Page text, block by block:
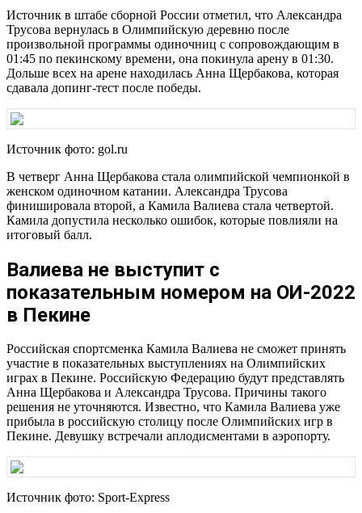
Источник в штабе сборной России отметил, что Александра
Трусова вернулась в Олимпийскую деревню после
произвольной программы одиночниц с сопровождающим в
01:45 по пекинскому времени, она покинула арену в 01:30.
Дольше всех на арене находилась Анна Щербакова, которая
сдавала допинг-тест после победы.
Источник фото: gol.ru
В четверг Анна Щербакова стала олимпийской чемпионкой в
женском одиночном катании. Александра Трусова
финишировала второй, а Камила Валиева стала четвертой.
Камила допустила несколько ошибок, которые повлияли на
итоговый балл.
Валиева не выступит с
показательным номером на ОИ-2022
в Пекине
Российская спортсменка Камила Валиева не сможет принять
участие в показательных выступлениях на Олимпийских
играх в Пекине. Российскую Федерацию будут представлять
Анна Щербакова и Александра Трусова. Причины такого
решения не уточняются. Известно, что Камила Валиева уже
прибыла в российскую столицу после Олимпийских игр в
Пекине. Девушку встречали аплодисментами в аэропорту.
Источник фото: Sport-Express